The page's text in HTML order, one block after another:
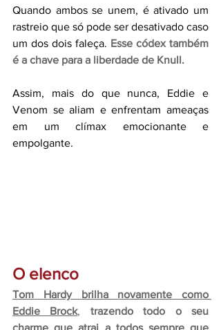
Quando ambos se unem, é ativado um
rastreio que só pode ser desativado caso
um dos dois faleça. Esse códex também
é a chave para a liberdade de Knull.
Assim, mais do que nunca, Eddie e
Venom se aliam e enfrentam ameaças
em um clímax emocionante e
empolgante.
O elenco
Tom Hardy brilha novamente como
Eddie Brock, trazendo todo o seu